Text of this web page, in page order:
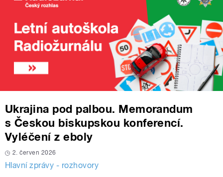
Ukrajina pod palbou. Memorandum
s Českou biskupskou konferencí.
Vyléčení z eboly
2. červen 2026
Hlavní zprávy - rozhovory